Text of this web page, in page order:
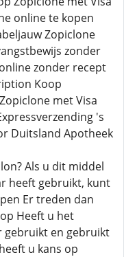
online te kopen
Zopiclone
zonder
zonder recept
Koop
met Visa
's
Duitsland Apotheek
Als u dit middel
heeft gebruikt, kunt
Er treden dan
Heeft u het
gebruikt en gebruikt
u kans op